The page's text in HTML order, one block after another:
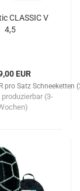
CLASSIC V
4,5
EUR
pro Satz Schneeketten
produzierbar (3-